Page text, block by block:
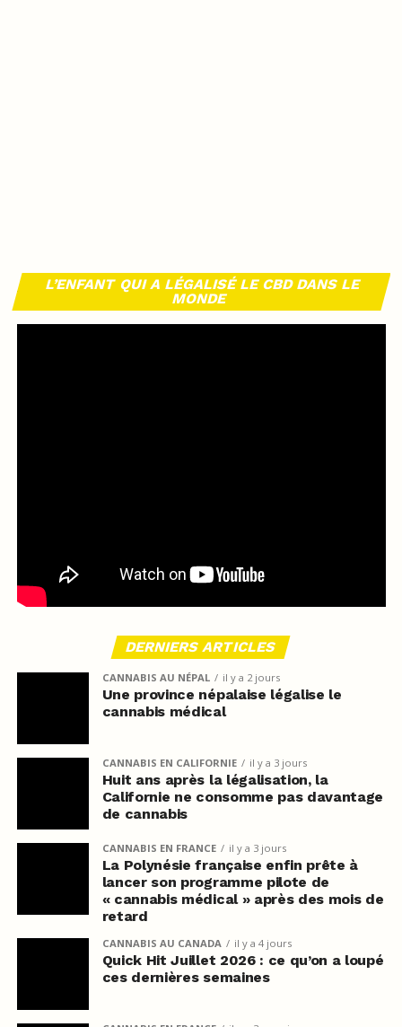
L’ENFANT QUI A LÉGALISÉ LE CBD DANS LE
MONDE
DERNIERS ARTICLES
CANNABIS AU NÉPAL il y a 2 jours
Une province népalaise légalise le
cannabis médical
CANNABIS EN CALIFORNIE il y a 3 jours
Huit ans après la légalisation, la
Californie ne consomme pas davantage
de cannabis
CANNABIS EN FRANCE il y a 3 jours
La Polynésie française enfin prête à
lancer son programme pilote de
« cannabis médical » après des mois de
retard
CANNABIS AU CANADA il y a 4 jours
Quick Hit Juillet 2026 : ce qu’on a loupé
ces dernières semaines